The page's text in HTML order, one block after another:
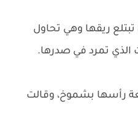
تبتلع ريقها وهي تحاول
تمرد في صدرها.
رأسها بشموخ، وقالت